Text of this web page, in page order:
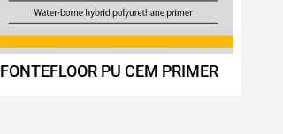
FONTEFLOOR PU CEM PRIMER